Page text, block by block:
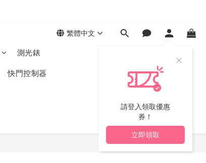
繁體中文
請登入領取優惠
券！
立即領取
測光錶
快門控制器